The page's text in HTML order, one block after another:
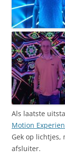
Als laatste
Motion
Gek op lichtjes,
afsluiter.